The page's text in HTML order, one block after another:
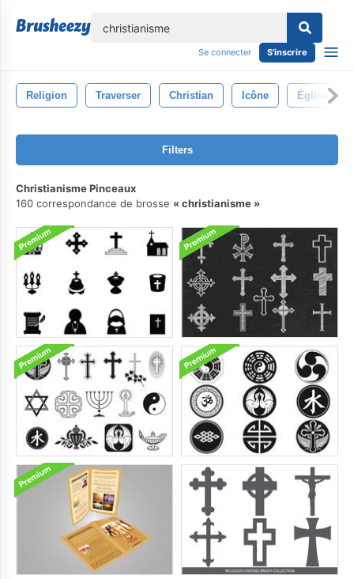
Se connecter S'inscrire
Religion Traverser Christian Icône Église
Filters
Christianisme Pinceaux
160 correspondance de brosse
christianisme